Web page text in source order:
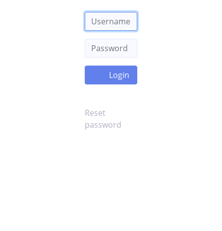
Reset
password